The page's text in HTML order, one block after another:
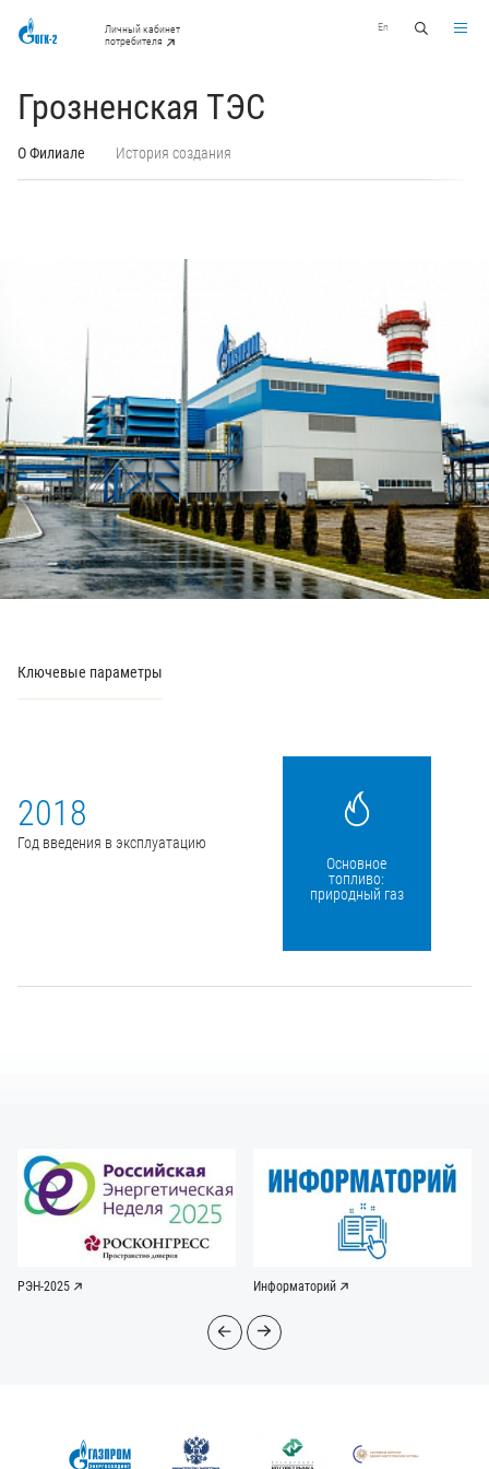
Личный кабинет
потребителя
En
Грозненская ТЭС
О Филиале История создания
Ключевые параметры
2018
Год введения в эксплуатацию
Основное
топливо:
природный газ
РЭН-2025 Информаторий